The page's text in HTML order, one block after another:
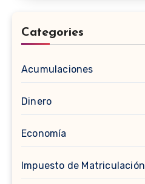
Categories
Acumulaciones
Dinero
Economía
Impuesto de Matriculación